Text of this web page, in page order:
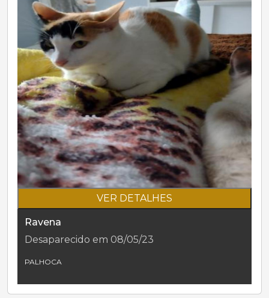
VER DETALHES
Ravena
Desaparecido em 08/05/23
PALHOCA